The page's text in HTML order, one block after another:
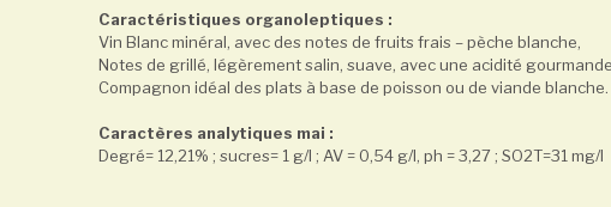
Caractéristiques organoleptiques :
Vin Blanc minéral, avec des notes de fruits frais – pèche blanche,
Notes de grillé, légèrement salin, suave, avec une acidité
Compagnon idéal des plats à base de poisson ou de viande blanche.
Caractères analytiques mai :
Degré= 12,21% ; sucres= 1 g/l ; AV = 0,54 g/l, ph = 3,27 ; SO2T=31 mg/l